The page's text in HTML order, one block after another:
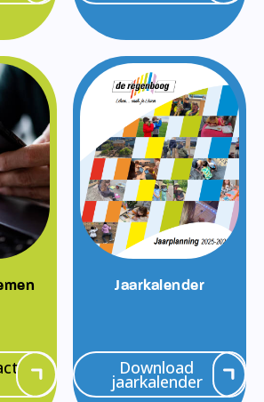
Jaarkalender
Download
jaarkalender